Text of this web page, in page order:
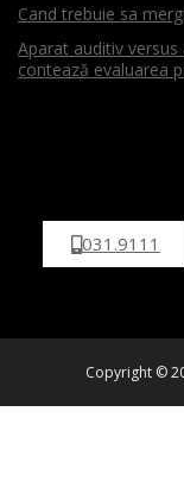
Cand trebuie sa
Aparat auditiv
contează evaluarea
031.9111
Copyright ©